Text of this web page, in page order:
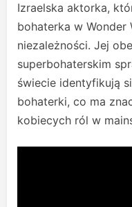
Izraelska aktorka,
bohaterka w Wonder
niezależności. Jej
superbohaterskim
świecie identyfikują
bohaterki, co ma
kobiecych ról w